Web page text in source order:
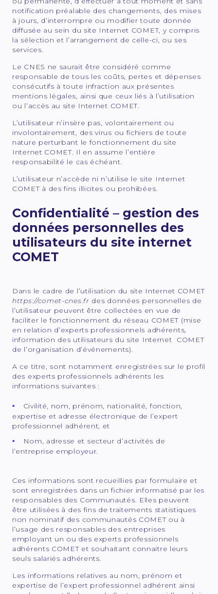
notification préalable des changements, des mises
à jours, d’interrompre ou modifier toute donnée
diffusée au sein du site Internet COMET, y compris
la sélection et l’arrangement de celle-ci, ou ses
services.
Le CNES ne saurait être considéré comme
responsable de tous les coûts, pertes et dépenses
consécutifs à toute infraction aux présentes
mentions légales, ainsi que ceux liés à l’utilisation
ou l’accès au site Internet COMET.
L’utilisateur n’insère pas, volontairement ou
involontairement, des virus ou fichiers de toute
nature perturbant le fonctionnement du site
Internet COMET. Il en assume l’entière
responsabilité le cas échéant.
L’utilisateur n’accède ni n’utilise le site Internet
COMET à des fins illicites ou prohibées.
Confidentialité – gestion des
données personnelles des
utilisateurs du site internet
COMET
Dans le cadre de l’utilisation du site Internet COMET
https://comet-cnes.fr des données personnelles de
l’utilisateur peuvent être collectées en vue de
faciliter le fonctionnement du réseau COMET (mise
en relation d’experts professionnels adhérents,
information des utilisateurs du site Internet COMET
de l’organisation d’événements).
A ce titre, sont notamment enregistrées sur le profil
des experts professionnels adhérents les
informations suivantes :
Civilité, nom, prénom, nationalité, fonction,
expertise et adresse électronique de l’expert
professionnel adhérent, et
Nom, adresse et secteur d’activités de
l’entreprise employeur.
Ces informations sont recueillies par formulaire et
sont enregistrées dans un fichier informatisé par les
responsables des Communautés. Elles peuvent
être utilisées à des fins de traitements statistiques
non nominatif des communautés COMET ou à
l’usage des responsables des entreprises
employant un ou des experts professionnels
adhérents COMET et souhaitant connaitre leurs
seuls salariés adhérents.
Les informations relatives au nom, prénom et
expertise de l’expert professionnel adhérent ainsi